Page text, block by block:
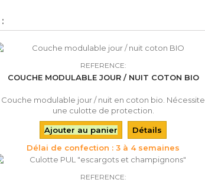
REFERENCE:
COUCHE MODULABLE JOUR / NUIT COTON BIO
Couche modulable jour / nuit en coton bio. Nécessite
une culotte de protection.
Ajouter au panier
Détails
Délai de confection : 3 à 4 semaines
REFERENCE: